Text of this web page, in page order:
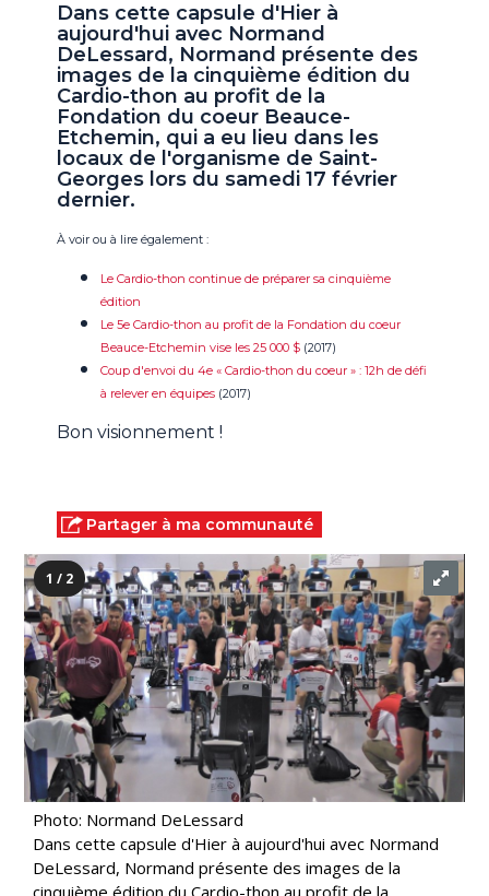
Dans cette capsule d'Hier à
aujourd'hui avec Normand
DeLessard, Normand présente des
images de la cinquième édition du
Cardio-thon au profit de la
Fondation du coeur Beauce-
Etchemin, qui a eu lieu dans les
locaux de l'organisme de Saint-
Georges lors du samedi 17 février
dernier.
À voir ou à lire également :
Le Cardio-thon continue de préparer sa cinquième
édition
Le 5e Cardio-thon au profit de la Fondation du coeur
Beauce-Etchemin vise les 25 000 $ (2017)
Coup d'envoi du 4e « Cardio-thon du coeur » : 12h de défi
à relever en équipes (2017)
Bon visionnement !
Partager à ma communauté
1 / 2
Photo: Normand DeLessard
Dans cette capsule d'Hier à aujourd'hui avec Normand
DeLessard, Normand présente des images de la